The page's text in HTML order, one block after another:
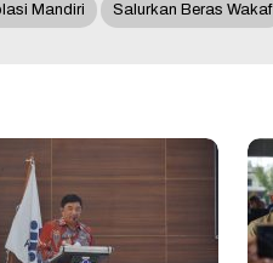
Mandiri Salurkan Beras Wakaf